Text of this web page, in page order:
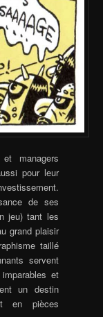
managers
pour leur
de ses
jeu) tant les
grand plaisir
taillé
servent
et
un destin
en pièces